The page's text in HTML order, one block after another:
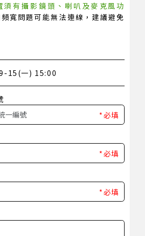
須有攝影鏡頭、喇叭及麥克風功
頻寬問題可能無法連線，建議避免
15(一) 15:00
*必填
*必填
*必填